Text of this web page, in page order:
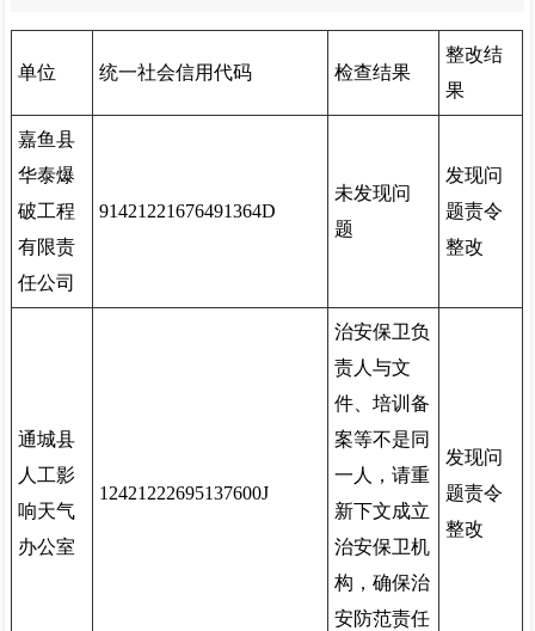
单位 统一社会信用代码 检查结果
整改结
果
嘉鱼县
华泰爆
破工程
有限责
任公司
91421221676491364D
未发现问
题
发现问
题责令
整改
通城县
人工影
响天气
办公室
12421222695137600J
治安保卫负
责人与文
件、培训备
案等不是同
一人，请重
新下文成立
治安保卫机
构，确保治
安防范责任
发现问
题责令
整改